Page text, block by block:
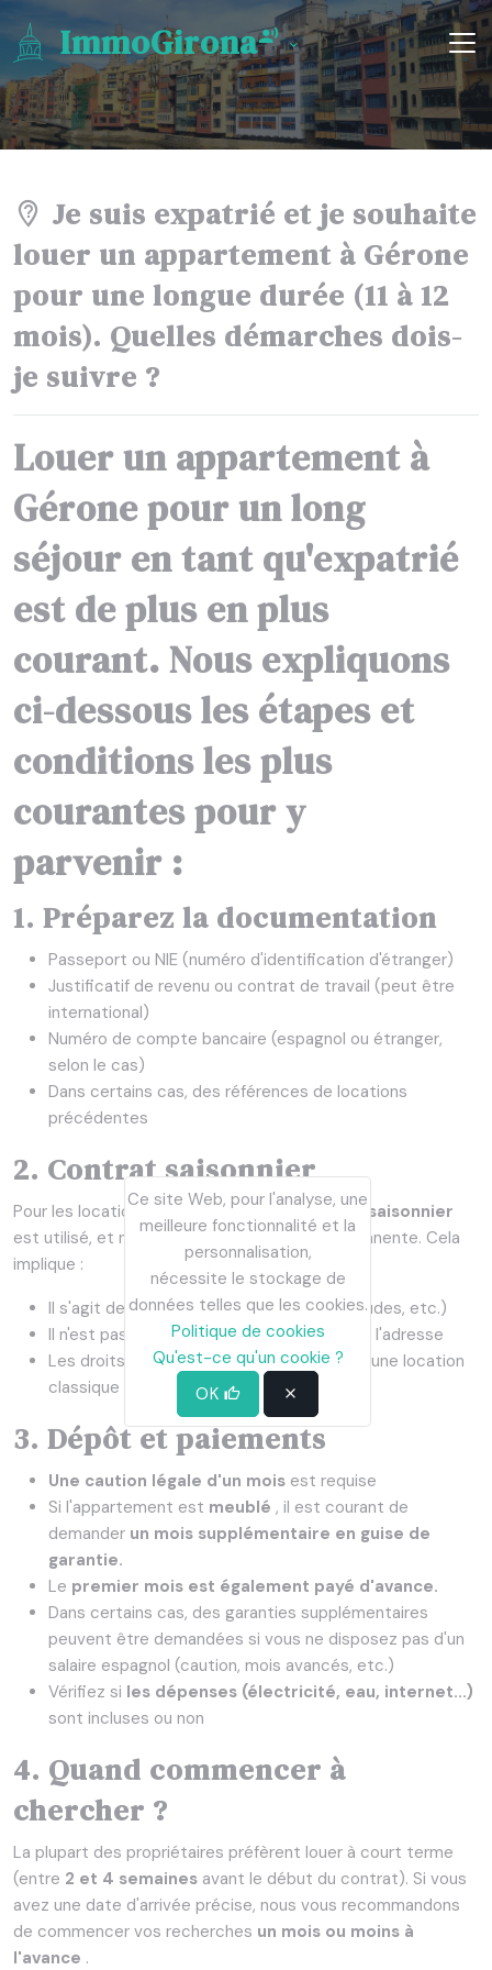
ImmoGirona
Je suis expatrié et je souhaite
louer un appartement à Gérone
pour une longue durée (11 à 12
mois). Quelles démarches dois-
je suivre ?
Louer un appartement à
Gérone pour un long
séjour en tant qu'expatrié
est de plus en plus
courant. Nous expliquons
ci-dessous les étapes et
conditions les plus
courantes pour y
parvenir :
1. Préparez la documentation
Passeport ou NIE (numéro d'identification d'étranger)
Justificatif de revenu ou contrat de travail (peut être
international)
Numéro de compte bancaire (espagnol ou étranger,
selon le cas)
Dans certains cas, des références de locations
précédentes
2. Contrat saisonnier
Pour les locations de 11 ou 12 mois, uncontrat saisonnier
est utilisé, et non un contrat de location permanente. Cela
implique :
Il s'agit de séjours temporaires (travail, études, etc.)
Il n'est pas toujours possible de s'inscrire à l'adresse
Les droits et obligations sont différents d'une location
classique
3. Dépôt et paiements
Une caution légale d'un mois est requise
Si l'appartement est meublé , il est courant de
demander un mois supplémentaire en guise de
garantie.
Le premier mois est également payé d'avance.
Dans certains cas, des garanties supplémentaires
peuvent être demandées si vous ne disposez pas d'un
salaire espagnol (caution, mois avancés, etc.)
Vérifiez si les dépenses (électricité, eau, internet...)
sont incluses ou non
4. Quand commencer à
chercher ?
La plupart des propriétaires préfèrent louer à court terme
(entre 2 et 4 semaines avant le début du contrat). Si vous
avez une date d'arrivée précise, nous vous recommandons
de commencer vos recherches un mois ou moins à
l'avance .
Ce site Web, pour l'analyse, une
meilleure fonctionnalité et la
personnalisation,
nécessite le stockage de
données telles que les cookies.
Politique de cookies
Qu'est-ce qu'un cookie ?
OK